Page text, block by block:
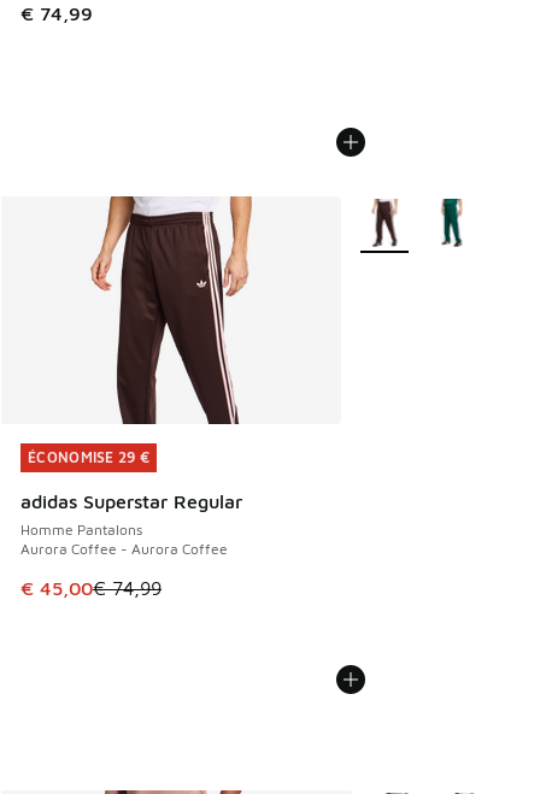
€ 74,99
ÉCONOMISE 29 €
adidas Superstar Regular
Homme Pantalons
Aurora Coffee - Aurora Coffee
Cet article est en promotion. Prix en baisse de € 74,99 à
€ 45,00€ 74,99
ÉCONOMISE 29 €
Plus de couleurs